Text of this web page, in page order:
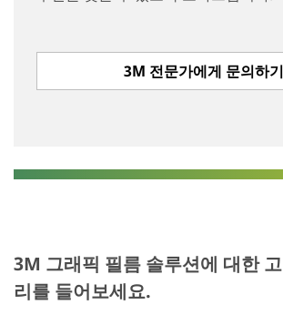
3M 전문가에게 문의하기
3M 그래픽 필름 솔루션에 대한
리를 들어보세요.